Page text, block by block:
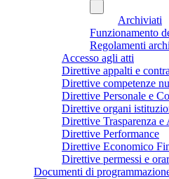
Archiviati
Funzionamento
Regolamenti
Accesso agli atti
Direttive appalti e
Direttive competenze
Direttive Personale e
Direttive organi
Direttive Trasparenza
Direttive Performance
Direttive Economico
Direttive permessi e
Documenti di